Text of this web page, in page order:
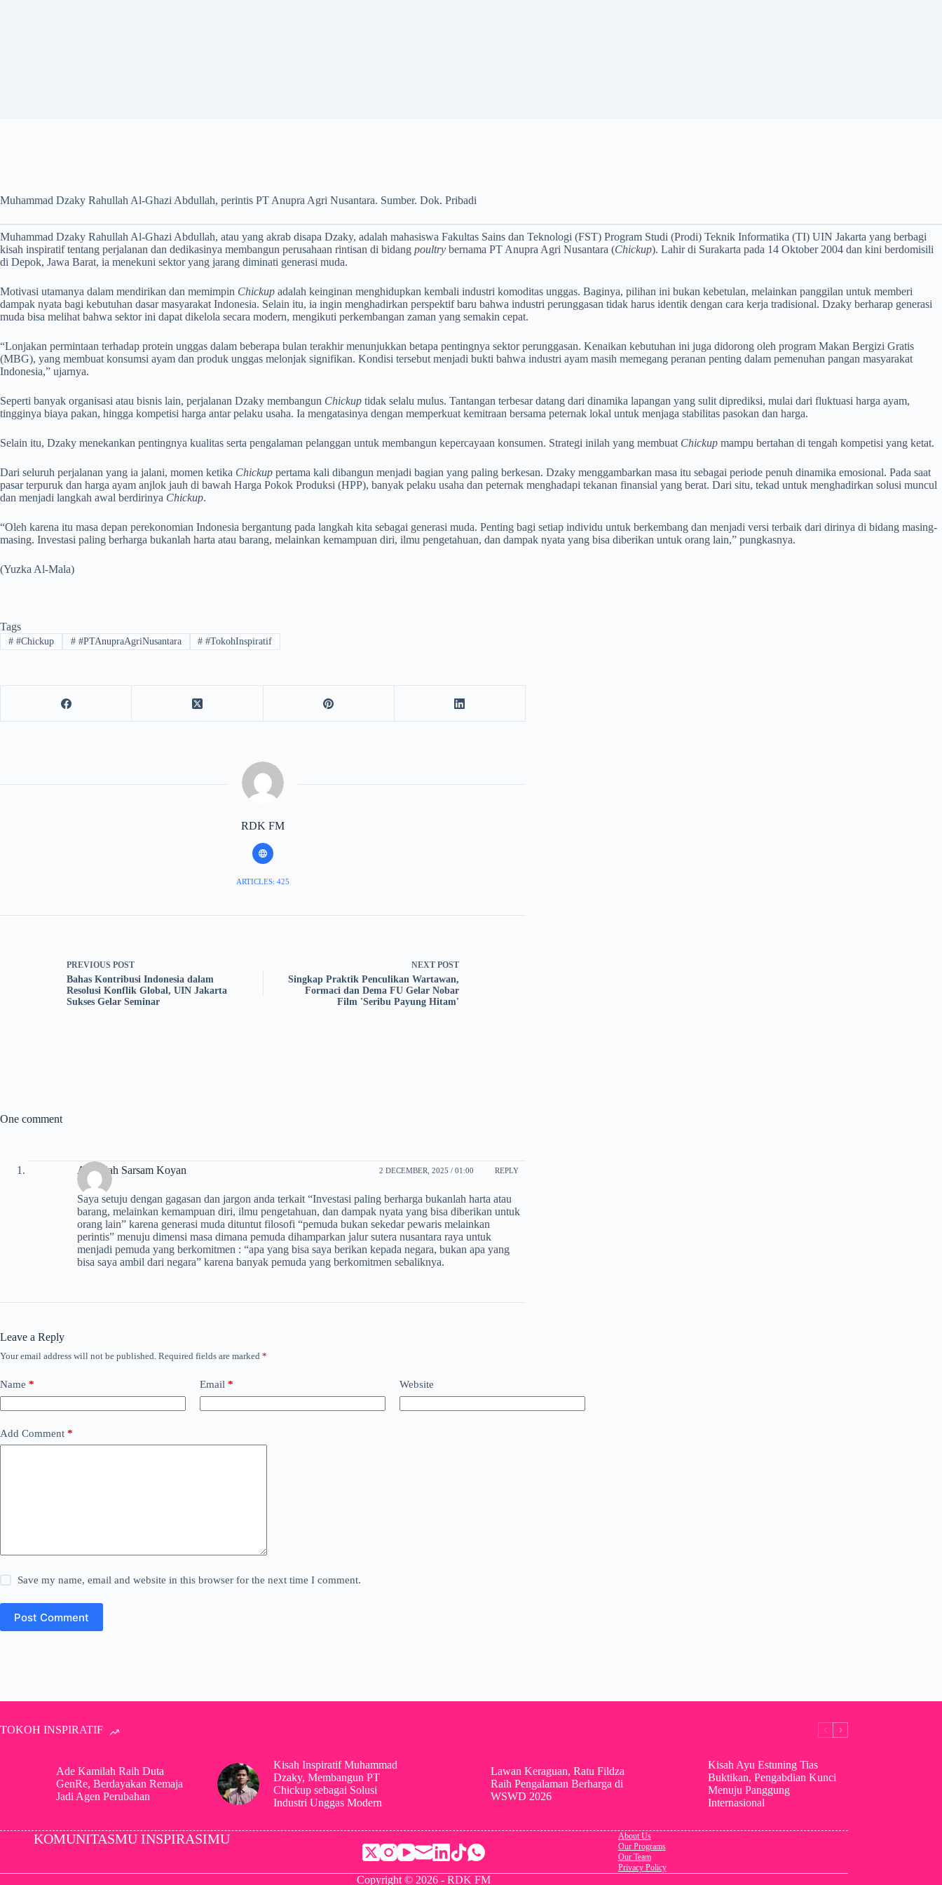
Muhammad Dzaky Rahullah Al-Ghazi Abdullah, perintis PT Anupra Agri Nusantara. Sumber. Dok. Pribadi
Muhammad Dzaky Rahullah Al-Ghazi Abdullah, atau yang akrab disapa Dzaky, adalah mahasiswa Fakultas Sains dan Teknologi (FST) Program Studi (Prodi) Teknik Informatika (TI) UIN Jakarta yang berbagi
kisah inspiratif tentang perjalanan dan dedikasinya membangun perusahaan rintisan di bidang poultry bernama PT Anupra Agri Nusantara (Chickup). Lahir di Surakarta pada 14 Oktober 2004 dan kini berdomisili
di Depok, Jawa Barat, ia menekuni sektor yang jarang diminati generasi muda.
Motivasi utamanya dalam mendirikan dan memimpin Chickup adalah keinginan menghidupkan kembali industri komoditas unggas. Baginya, pilihan ini bukan kebetulan, melainkan panggilan untuk memberi
dampak nyata bagi kebutuhan dasar masyarakat Indonesia. Selain itu, ia ingin menghadirkan perspektif baru bahwa industri perunggasan tidak harus identik dengan cara kerja tradisional. Dzaky berharap generasi
muda bisa melihat bahwa sektor ini dapat dikelola secara modern, mengikuti perkembangan zaman yang semakin cepat.
“Lonjakan permintaan terhadap protein unggas dalam beberapa bulan terakhir menunjukkan betapa pentingnya sektor perunggasan. Kenaikan kebutuhan ini juga didorong oleh program Makan Bergizi Gratis
(MBG), yang membuat konsumsi ayam dan produk unggas melonjak signifikan. Kondisi tersebut menjadi bukti bahwa industri ayam masih memegang peranan penting dalam pemenuhan pangan masyarakat
Indonesia,” ujarnya.
Seperti banyak organisasi atau bisnis lain, perjalanan Dzaky membangun Chickup tidak selalu mulus. Tantangan terbesar datang dari dinamika lapangan yang sulit diprediksi, mulai dari fluktuasi harga ayam,
tingginya biaya pakan, hingga kompetisi harga antar pelaku usaha. Ia mengatasinya dengan memperkuat kemitraan bersama peternak lokal untuk menjaga stabilitas pasokan dan harga.
Selain itu, Dzaky menekankan pentingnya kualitas serta pengalaman pelanggan untuk membangun kepercayaan konsumen. Strategi inilah yang membuat Chickup mampu bertahan di tengah kompetisi yang ketat.
Dari seluruh perjalanan yang ia jalani, momen ketika Chickup pertama kali dibangun menjadi bagian yang paling berkesan. Dzaky menggambarkan masa itu sebagai periode penuh dinamika emosional. Pada saat
pasar terpuruk dan harga ayam anjlok jauh di bawah Harga Pokok Produksi (HPP), banyak pelaku usaha dan peternak menghadapi tekanan finansial yang berat. Dari situ, tekad untuk menghadirkan solusi muncul
dan menjadi langkah awal berdirinya Chickup.
“Oleh karena itu masa depan perekonomian Indonesia bergantung pada langkah kita sebagai generasi muda. Penting bagi setiap individu untuk berkembang dan menjadi versi terbaik dari dirinya di bidang masing-
masing. Investasi paling berharga bukanlah harta atau barang, melainkan kemampuan diri, ilmu pengetahuan, dan dampak nyata yang bisa diberikan untuk orang lain,” pungkasnya.
(Yuzka Al-Mala)
Tags
##Chickup ##PTAnupraAgriNusantara # #TokohInspiratif
RDK FM
ARTICLES: 425
PREVIOUS POST
Bahas Kontribusi Indonesia dalam
Resolusi Konflik Global, UIN Jakarta
Sukses Gelar Seminar
NEXT POST
Singkap Praktik Penculikan Wartawan,
Formaci dan Dema FU Gelar Nobar
Film 'Seribu Payung Hitam'
One comment
Abdullah Sarsam Koyan 2 DECEMBER, 2025 / 01:00 REPLY
Saya setuju dengan gagasan dan jargon anda terkait “Investasi paling berharga bukanlah harta atau
barang, melainkan kemampuan diri, ilmu pengetahuan, dan dampak nyata yang bisa diberikan untuk
orang lain” karena generasi muda dituntut filosofi “pemuda bukan sekedar pewaris melainkan
perintis” menuju dimensi masa dimana pemuda dihamparkan jalur sutera nusantara raya untuk
menjadi pemuda yang berkomitmen : “apa yang bisa saya berikan kepada negara, bukan apa yang
bisa saya ambil dari negara” karena banyak pemuda yang berkomitmen sebaliknya.
Leave a Reply
Your email address will not be published. Required fields are marked *
Name * Email * Website
Add Comment *
Save my name, email and website in this browser for the next time I comment.
Post Comment
TOKOH INSPIRATIF
Ade Kamilah Raih Duta
GenRe, Berdayakan Remaja
Jadi Agen Perubahan
Kisah Inspiratif Muhammad
Dzaky, Membangun PT
Chickup sebagai Solusi
Industri Unggas Modern
Lawan Keraguan, Ratu Fildza
Raih Pengalaman Berharga di
WSWD 2026
Kisah Ayu Estuning Tias
Buktikan, Pengabdian Kunci
Menuju Panggung
Internasional
KOMUNITASMU INSPIRASIMU
About Us
Our Programs
Our Team
Privacy Policy
Copyright © 2026 - RDK FM